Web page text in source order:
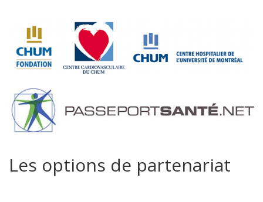
Les options de partenariat